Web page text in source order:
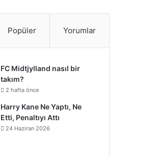
r
e
s
t
d
n
b
r
r
e
o
n
Popüler Yorumlar
FC Midtjylland nasıl bir
takım?
2 hafta önce
Harry Kane Ne Yaptı, Ne
Etti, Penaltıyı Attı
24 Haziran 2026